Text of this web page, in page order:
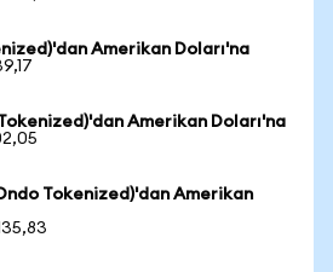
Amerikan Doları'na
Amerikan Doları'na
Tokenized)'dan Amerikan